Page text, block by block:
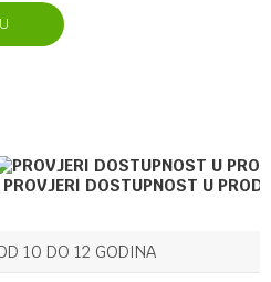
PROVJERI DOSTUPNOST U
10 DO 12 GODINA